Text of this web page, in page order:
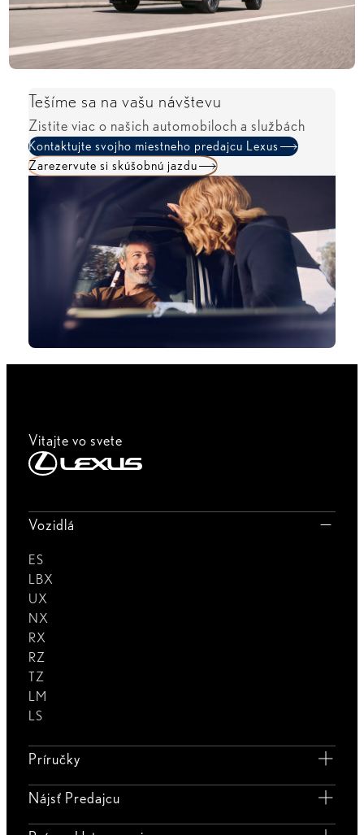
Tešíme sa na vašu návštevu
Zistite viac o našich automobiloch a službách
Kontaktujte svojho miestneho predajcu Lexus
Zarezervute si skúšobnú jazdu
Vitajte vo svete
Vozidlá
ES
LBX
UX
NX
RX
RZ
TZ
LM
LS
Príručky
Nájsť Predajcu